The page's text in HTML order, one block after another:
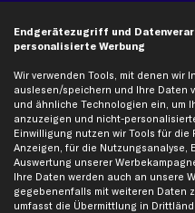
Ford Ersatzteile
Mercedes-Benz Ersatzteile
Opel Ersatzteile
Peugeot Ersatzteile
Renault Ersatzteile
Seat Ersatzteile
Skoda Ersatzteile
VW Ersatzteile
Endgerätezugriff und
personalisierte Werbung
Wir verwenden Tools, mit denen wir
auslesen/speichern und Ihre Daten
und ähnliche Technologien ein, um
anzuzeigen und nicht-
Einwilligung nutzen wir Tools für
Anzeigen, für die Nutzungsanalyse,
Auswertung unserer
Ihre Daten werden auch an unsere
gegebenenfalls mit weiteren Daten
umfasst die Übermittlung in